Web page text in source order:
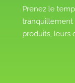
Prenez le
tranquillement
produits, leurs